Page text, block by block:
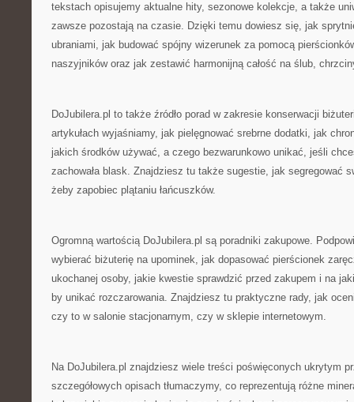
tekstach opisujemy aktualne hity, sezonowe kolekcje, a także
zawsze pozostają na czasie. Dzięki temu dowiesz się, jak
ubraniami, jak budować spójny wizerunek za pomocą
naszyjników oraz jak zestawić harmonijną całość na ślub,
DoJubilera.pl to także źródło porad w zakresie konserwacji
artykułach wyjaśniamy, jak pielęgnować srebrne dodatki, jak
jakich środków używać, a czego bezwarunkowo unikać, jeśli
zachowała blask. Znajdziesz tu także sugestie, jak segregować
żeby zapobiec plątaniu łańcuszków.
Ogromną wartością DoJubilera.pl są poradniki zakupowe.
wybierać biżuterię na upominek, jak dopasować pierścionek
ukochanej osoby, jakie kwestie sprawdzić przed zakupem i na
by unikać rozczarowania. Znajdziesz tu praktyczne rady, jak
czy to w salonie stacjonarnym, czy w sklepie internetowym.
Na DoJubilera.pl znajdziesz wiele treści poświęconych ukrytym
szczegółowych opisach tłumaczymy, co reprezentują różne